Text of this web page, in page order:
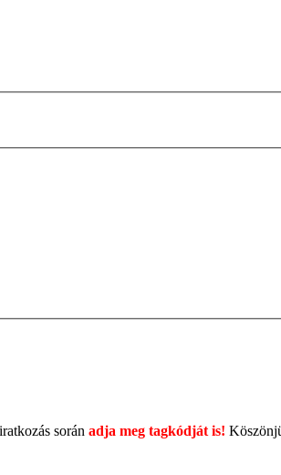
során adja meg tagkódját is!